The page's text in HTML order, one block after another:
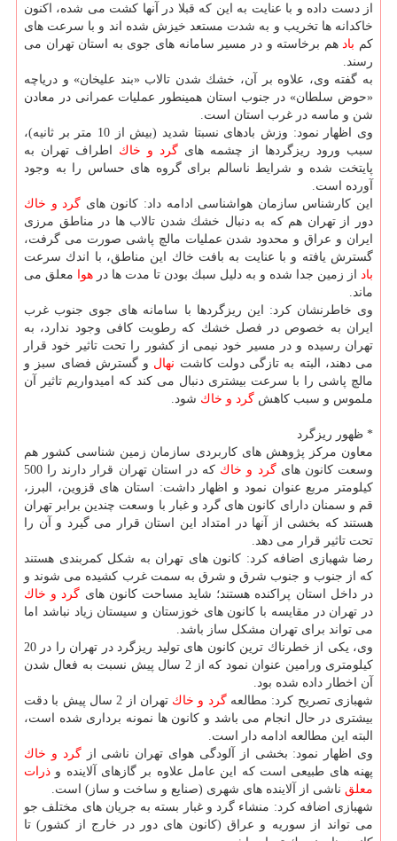
از دست داده و با عنایت به این كه قبلا در آنها كشت می شده، اكنون
خاكدانه ها تخریب و به شدت مستعد خیزش شده اند و با سرعت های
كم باد هم برخاسته و در مسیر سامانه های جوی به استان تهران می
رسند.
به گفته وی، علاوه بر آن، خشك شدن تالاب «بند علیخان» و دریاچه
«حوض سلطان» در جنوب استان همینطور عملیات عمرانی در معادن
شن و ماسه در غرب استان است.
وی اظهار نمود: وزش بادهای نسبتا شدید (بیش از 10 متر بر ثانیه)،
سبب ورود ریزگردها از چشمه های گرد و خاك اطراف تهران به
پایتخت شده و شرایط ناسالم برای گروه های حساس را به وجود
آورده است.
این كارشناس سازمان هواشناسی ادامه داد: كانون های گرد و خاك
دور از تهران هم كه به دنبال خشك شدن تالاب ها در مناطق مرزی
ایران و عراق و محدود شدن عملیات مالچ پاشی صورت می گرفت،
گسترش یافته و با عنایت به بافت خاك این مناطق، با اندك سرعت
باد از زمین جدا شده و به دلیل سبك بودن تا مدت ها در هوا معلق می
ماند.
وی خاطرنشان كرد: این ریزگردها با سامانه های جوی جنوب غرب
ایران به خصوص در فصل خشك كه رطوبت كافی وجود ندارد، به
تهران رسیده و در مسیر خود نیمی از كشور را تحت تاثیر خود قرار
می دهند، البته به تازگی دولت كاشت نهال و گسترش فضای سبز و
مالچ پاشی را با سرعت بیشتری دنبال می كند كه امیدواریم تاثیر آن
ملموس و سبب كاهش گرد و خاك شود.
* ظهور ریزگرد
معاون مركز پژوهش های كاربردی سازمان زمین شناسی كشور هم
وسعت كانون هایگرد و خاك
كه در استان تهران قرار دارند را 500
كیلومتر مربع عنوان نمود و اظهار داشت: استان های قزوین، البرز،
قم و سمنان دارای كانون های گرد و غبار با وسعت چندین برابر تهران
هستند كه بخشی از آنها در امتداد این استان قرار می گیرد و آن را
تحت تاثیر قرار می دهد.
رضا شهبازی اضافه كرد: كانون های تهران به شكل كمربندی هستند
كه از جنوب و جنوب شرق و شرق به سمت غرب كشیده می شوند و
در داخل استان پراكنده هستند؛ شاید مساحت كانون های گرد و خاك
در تهران در مقایسه با كانون های خوزستان و سیستان زیاد نباشد اما
می تواند برای تهران مشكل ساز باشد.
وی، یكی از خطرناك ترین كانون های تولید ریزگرد در تهران را در 20
كیلومتری ورامین عنوان نمود كه از 2 سال پیش نسبت به فعال شدن
آن اخطار داده شده بود.
شهبازی تصریح كرد: مطالعهگرد و خاك
تهران از 2 سال پیش با دقت
بیشتری در حال انجام می باشد و كانون ها نمونه برداری شده است،
البته این مطالعه ادامه دار است.
وی اظهار نمود: بخشی از آلودگی هوای تهران ناشی ازگرد و خاك
پهنه های طبیعی است كه این عامل علاوه بر گازهای آلاینده و ذرات
معلق ناشی از آلاینده های شهری (صنایع و ساخت و ساز) است.
شهبازی اضافه كرد: منشاء گرد و غبار بسته به جریان های مختلف جو
می تواند از سوریه و عراق (كانون های دور در خارج از كشور) تا